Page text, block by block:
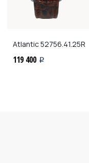
Atlantic52756.41.25R
119 400 i